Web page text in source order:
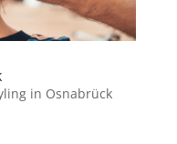
in Osnabrück